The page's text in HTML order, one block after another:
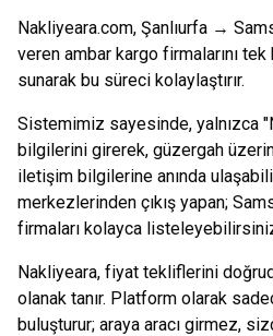
Nakliyeara.com, Şanlıurfa →
veren ambar kargo firmalarını
sunarak bu süreci kolaylaştırır.
Sistemimiz sayesinde, yalnızca
bilgilerini girerek, güzergah
iletişim bilgilerine anında
merkezlerinden çıkış yapan;
firmaları kolayca
Nakliyeara, fiyat tekliflerini
olanak tanır. Platform olarak
buluşturur; araya aracı girmez,